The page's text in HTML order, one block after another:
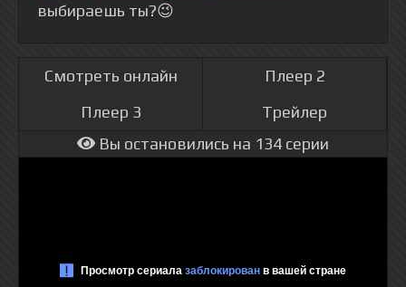
выбираешь ты?😉
Смотреть онлайн
Плеер 2
Плеер 3
Трейлер
Вы остановились на 134 серии